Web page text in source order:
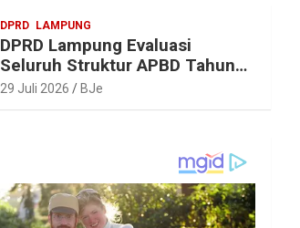
DPRD LAMPUNG
DPRD Lampung Evaluasi
Seluruh Struktur APBD Tahun
2027
29 Juli 2026 BJe